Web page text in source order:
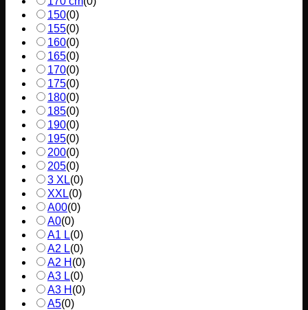
150(0)
155(0)
160(0)
165(0)
170(0)
175(0)
180(0)
185(0)
190(0)
195(0)
200(0)
205(0)
3 XL(0)
XXL(0)
A00(0)
A0(0)
A1 L(0)
A2 L(0)
A2 H (0)
A3 L(0)
A3 H (0)
A5(0)